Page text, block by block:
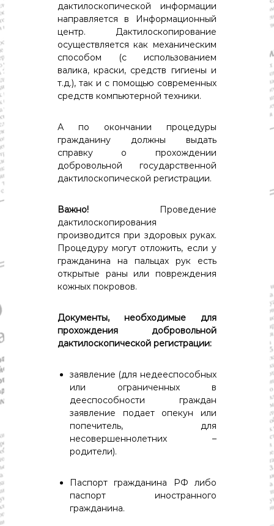
дактилоскопической информации
направляется в Информационный
центр. Дактилоскопирование
осуществляется как механическим
способом (с использованием
валика, краски, средств гигиены и
т.д.), так и с помощью современных
средств компьютерной техники.
А по окончании процедуры
гражданину должны выдать
справку о прохождении
добровольной государственной
дактилоскопической регистрации.
Важно! Проведение
дактилоскопирования
производится при здоровых руках.
Процедуру могут отложить, если у
гражданина на пальцах рук есть
открытые раны или повреждения
кожных покровов.
Документы, необходимые для
прохождения добровольной
дактилоскопической регистрации:
заявление (для недееспособных
или ограниченных в
дееспособности граждан
заявление подает опекун или
попечитель, для
несовершеннолетних –
родители).
Паспорт гражданина РФ либо
паспорт иностранного
гражданина.